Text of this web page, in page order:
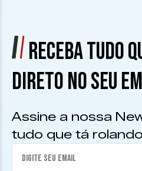
RECEBA TUDO
DIRETO NO SEU
Assine a nossa
tudo que tá